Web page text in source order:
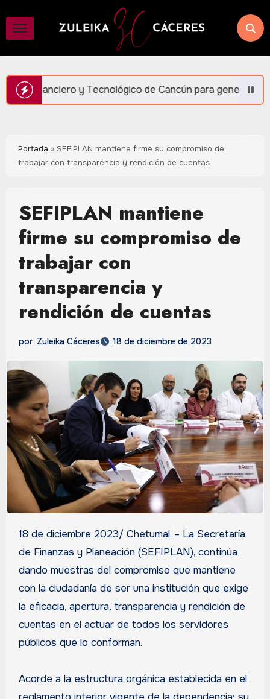
contenido
de Cancún para generar más empleo y bienestar:
Portada » SEFIPLAN mantiene firme su compromiso de
trabajar con transparencia y rendición de cuentas
SEFIPLAN mantiene
firme su compromiso de
trabajar con
transparencia y
rendición de cuentas
por Zuleika Cáceres 18 de diciembre de 2023
18 de diciembre 2023/ Chetumal. – La Secretaría
de Finanzas y Planeación (SEFIPLAN), continúa
dando muestras del compromiso que mantiene
con la ciudadanía de ser una institución que exige
la eficacia, apertura, transparencia y rendición de
cuentas en el actuar de todos los servidores
públicos que lo conforman.
Acorde a la estructura orgánica establecida en el